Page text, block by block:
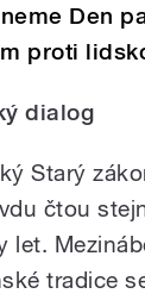
Den
proti
dialog
Starý
čtou
let.
tradice